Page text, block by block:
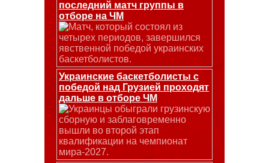
последний матч группы в
отборе на ЧМ
Матч, который состоял из
четырех периодов, завершился
явственной победой украинских
баскетболистов.
Украинские баскетболисты с
победой над Грузией проходят
дальше в отборе ЧМ
Украинцы обыграли грузинскую
сборную и заблаговременно
вышли во второй этап
квалификации на чемпионат
мира-2027.